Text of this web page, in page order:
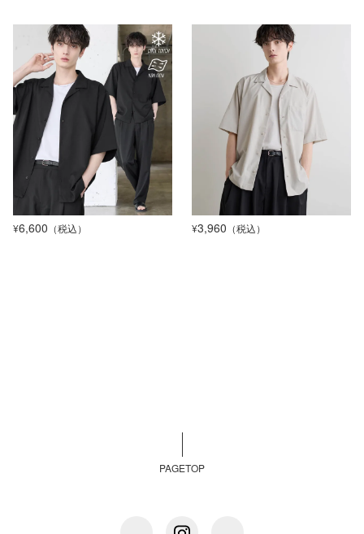
¥6,600 （税込） ¥3,960 （税込）
PAGETOP